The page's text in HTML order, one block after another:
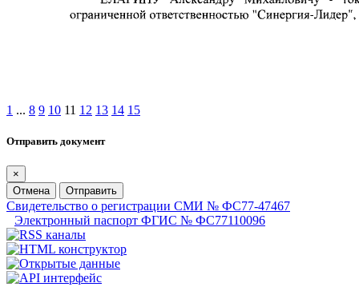
1 ... 8 9 10 11 12 13 14 15
Отправить документ
×
Отмена
Отправить
Свидетельство о регистрации СМИ № ФС77-47467
Электронный паспорт ФГИС № ФС77110096